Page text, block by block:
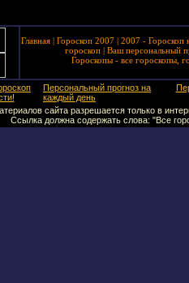
Главная | Гороскоп 2007 | 2007 - Гороскоп
гороскоп| Ваш персональный
Гороскопы - все гороскопы,
Персональный прогноз на
каждый день
сайта разрешается только в
Ссылка должна содержать слова: "Все